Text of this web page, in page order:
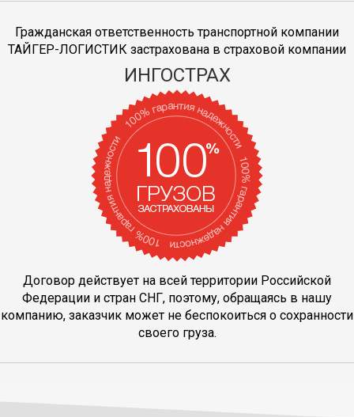
Гражданская ответственность транспортной компании
ТАЙГЕР-ЛОГИСТИК застрахована в страховой компании
ИНГОСТРАХ
Договор действует на всей территории Российской
Федерации и стран СНГ, поэтому, обращаясь в нашу
компанию, заказчик может не беспокоиться о сохранности
своего груза.